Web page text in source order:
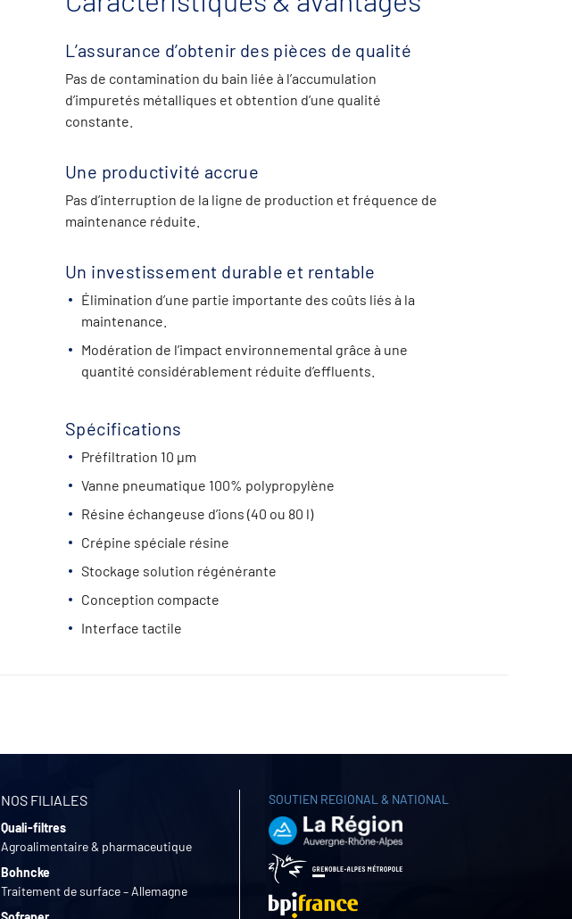
L’assurance d’obtenir des pièces de qualité
Pas de contamination du bain liée à l’accumulation
d’impuretés métalliques et obtention d’une qualité
constante.
Une productivité accrue
Pas d’interruption de la ligne de production et fréquence de
maintenance réduite.
Un investissement durable et rentable
Élimination d’une partie importante des coûts liés à la
maintenance.
Modération de l’impact environnemental grâce à une
quantité considérablement réduite d’effluents.
Spécifications
Préfiltration 10 µm
Vanne pneumatique 100% polypropylène
Résine échangeuse d’ions (40 ou 80 l)
Crépine spéciale résine
Stockage solution régénérante
Conception compacte
Interface tactile
NOS FILIALES
Quali-filtres
Agroalimentaire & pharmaceutique
Bohncke
Traitement de surface – Allemagne
SOUTIEN REGIONAL & NATIONAL